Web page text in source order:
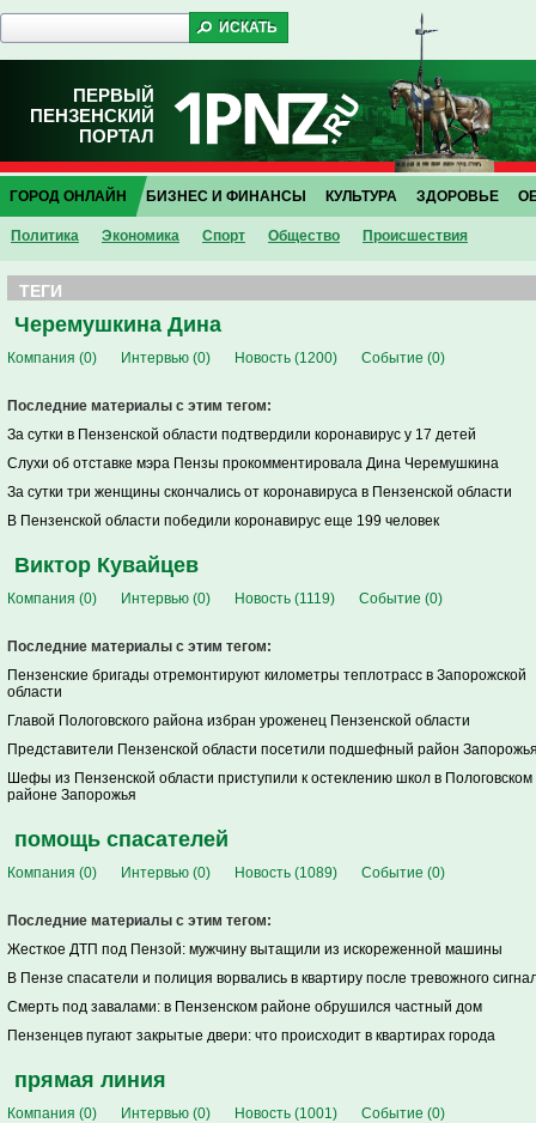
ПЕРВЫЙ
ПЕНЗЕНСКИЙ
ПОРТАЛ
ГОРОД ОНЛАЙН
Политика Экономика Спорт Общество Проиcшествия
БИЗНЕС И ФИНАНСЫ КУЛЬТУРА ЗДОРОВЬЕ
ТЕГИ
Черемушкина Дина
Компания (0) Интервью (0) Новость (1200) Событие (0)
Последние материалы с этим тегом:
За сутки в Пензенской области подтвердили коронавирус у 17 детей
Слухи об отставке мэра Пензы прокомментировала Дина Черемушкина
За сутки три женщины скончались от коронавируса в Пензенской области
В Пензенской области победили коронавирус еще 199 человек
Виктор Кувайцев
Компания (0) Интервью (0) Новость (1119) Событие (0)
Последние материалы с этим тегом:
Пензенские бригады отремонтируют километры теплотрасс в Запорожской
области
Главой Пологовского района избран уроженец Пензенской области
Представители Пензенской области посетили подшефный район
Шефы из Пензенской области приступили к остеклению школ в Пологовском
районе Запорожья
помощь спасателей
Компания (0) Интервью (0) Новость (1089) Событие (0)
Последние материалы с этим тегом:
Жесткое ДТП под Пензой: мужчину вытащили из искореженной машины
В Пензе спасатели и полиция ворвались в квартиру после тревожного
Смерть под завалами: в Пензенском районе обрушился частный дом
Пензенцев пугают закрытые двери: что происходит в квартирах города
прямая линия
Компания (0) Интервью (0) Новость (1001) Событие (0)